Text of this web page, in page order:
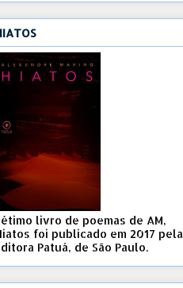
livro de poemas de AM,
foi publicado em 2017 pela
Patuá, de São Paulo.